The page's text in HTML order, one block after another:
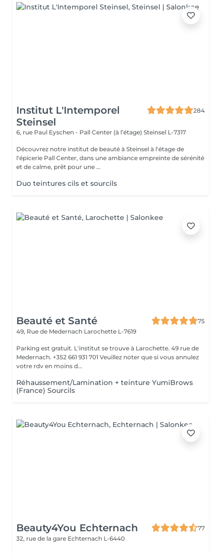
Institut L'Intemporel
Steinsel
284
6, rue Paul Eyschen - Pall Center (à l’étage) Steinsel L-7317
Découvrez notre institut de beauté à Steinsel à l'étage de
l'épicerie Pall Center, dans une ambiance empreinte de sérénité
et de calme, prêt pour une ...
Duo teintures cils et sourcils
Beauté et Santé
75
49, Rue de Medernach Larochette L-7619
Parking est gratuit. L'institut se trouve à Larochette. 49 rue de
Medernach. +352 661 931 701 Veuillez noter que si vous annulez
votre rdv en moins d...
Réhaussement/Lamination + teinture YumiBrows
(France) Sourcils
Beauty4You Echternach
77
32, rue de la gare Echternach L-6440